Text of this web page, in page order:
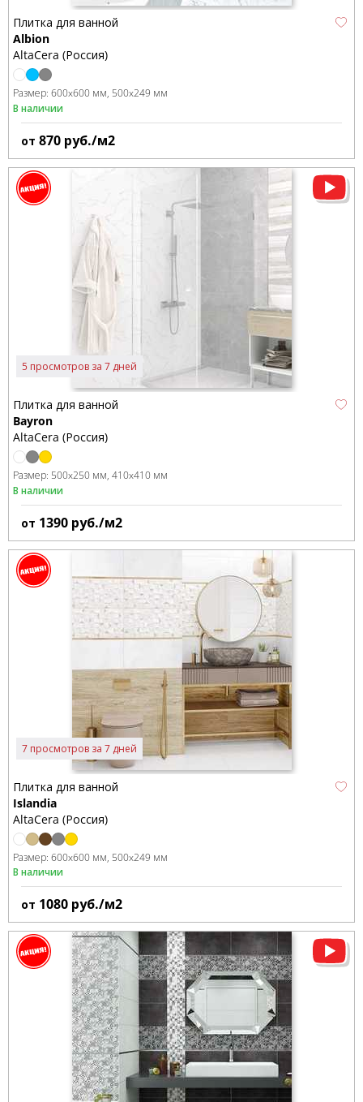
Плитка для ванной
Albion
AltaCera (Россия)
Размер: 600x600 мм 500x249 мм
В наличии
от 870 руб./м2
5 просмотров за 7 дней
Плитка для ванной
Bayron
AltaCera (Россия)
Размер: 500x250 мм 410x410 мм
В наличии
от 1390 руб./м2
7 просмотров за 7 дней
Плитка для ванной
Islandia
AltaCera (Россия)
Размер: 600x600 мм 500x249 мм
В наличии
от 1080 руб./м2